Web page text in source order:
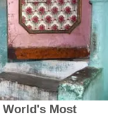
World's Most